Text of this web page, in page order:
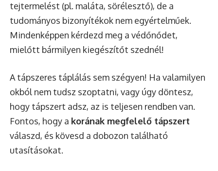
tejtermelést (pl. maláta, sörélesztő), de a
tudományos bizonyítékok nem egyértelműek.
Mindenképpen kérdezd meg a védőnődet,
mielőtt bármilyen kiegészítőt szednél!
A tápszeres táplálás sem szégyen! Ha valamilyen
okból nem tudsz szoptatni, vagy úgy döntesz,
hogy tápszert adsz, az is teljesen rendben van.
Fontos, hogy a korának megfelelő tápszert
válaszd, és kövesd a dobozon található
utasításokat.